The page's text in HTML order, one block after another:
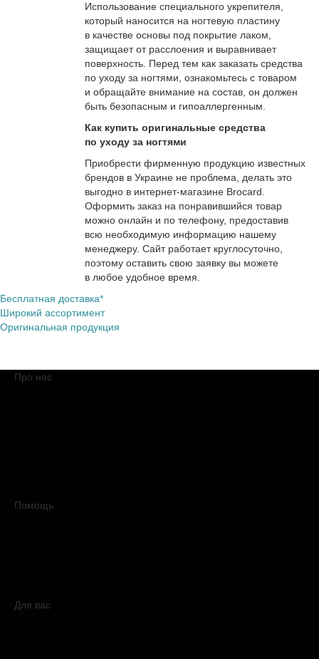
Использование специального укрепителя,
который наносится на ногтевую пластину
в качестве основы под покрытие лаком,
защищает от расслоения и выравнивает
поверхность. Перед тем как заказать средства
по уходу за ногтями, ознакомьтесь с товаром
и обращайте внимание на состав, он должен
быть безопасным и гипоаллергенным.
Как купить оригинальные средства
по уходу за ногтями
Приобрести фирменную продукцию известных
брендов в Украине не проблема, делать это
выгодно в интернет-магазине Brocard.
Оформить заказ на понравившийся товар
можно онлайн и по телефону, предоставив
всю необходимую информацию нашему
менеджеру. Сайт работает круглосуточно,
поэтому оставить свою заявку вы можете
в любое удобное время.
Бесплатная доставка*
Широкий ассортимент
Оригинальная продукция
Про нас
Помощь
Для вас